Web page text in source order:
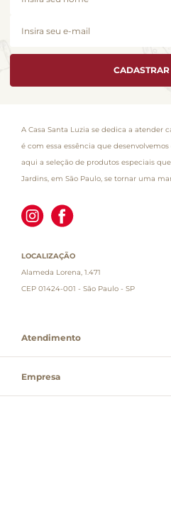
A Casa Santa Luzia se dedica a atender
é com essa essência que
aqui a seleção de produtos especiais
Jardins, em São Paulo, se tornar uma
LOCALIZAÇÃO
Alameda Lorena, 1.471
CEP 01424-001 - São Paulo - SP
Atendimento
Empresa